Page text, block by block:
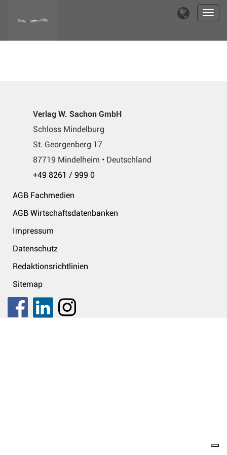
Verlag W. Sachon GmbH
Schloss Mindelburg
St. Georgenberg 17
87719 Mindelheim • Deutschland
+49 8261 / 999 0
AGB Fachmedien
AGB Wirtschaftsdatenbanken
Impressum
Datenschutz
Redaktionsrichtlinien
Sitemap